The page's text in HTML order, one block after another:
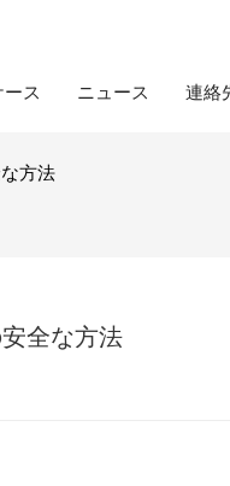
ス ニュース 連絡
方法
全な方法